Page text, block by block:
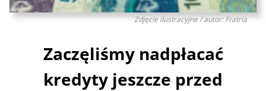
Zdjęcie ilustracyjne / autor: Fratria
Zaczęliśmy nadpłacać
kredyty jeszcze przed